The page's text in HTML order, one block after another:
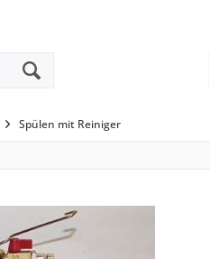
Spülen mit Reiniger